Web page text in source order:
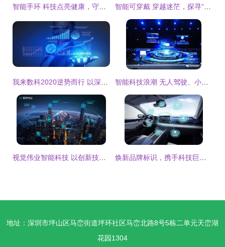
地址：深圳市坪山区马峦街道坪环社区马峦北路8号5栋二单元天峦湖
花园1304